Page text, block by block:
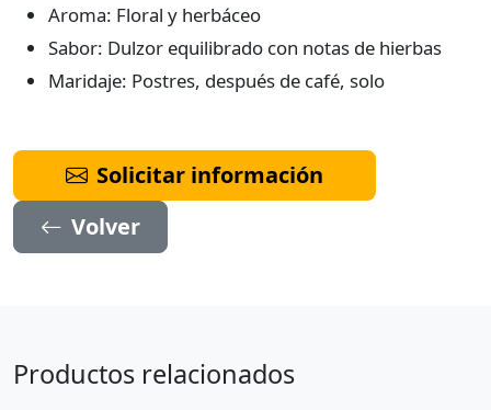
Aroma: Floral y herbáceo
Sabor: Dulzor equilibrado con notas de hierbas
Maridaje: Postres, después de café, solo
Solicitar información
Volver
Productos relacionados